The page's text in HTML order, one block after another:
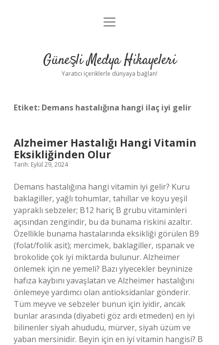
Anasayfa
Yasal Uyarı
menüyü
Güneşli Medya Hikayeleri
Yaratıcı içeriklerle dünyaya bağlan!
Etiket: Demans hastalığına hangi ilaç iyi gelir
Alzheimer Hastalığı Hangi Vitamin
Eksikliğinden Olur
Tarih: Eylül 29, 2024
Demans hastalığına hangi vitamin iyi gelir? Kuru
baklagiller, yağlı tohumlar, tahıllar ve koyu yeşil
yapraklı sebzeler; B12 hariç B grubu vitaminleri
açısından zengindir, bu da bunama riskini azaltır.
Özellikle bunama hastalarında eksikliği görülen B9
(folat/folik asit); mercimek, baklagiller, ıspanak ve
brokolide çok iyi miktarda bulunur. Alzheimer
önlemek için ne yemeli? Bazı yiyecekler beyninize
hafıza kaybını yavaşlatan ve Alzheimer hastalığını
önlemeye yardımcı olan antioksidanlar gönderir.
Tüm meyve ve sebzeler bunun için iyidir, ancak
bunlar arasında (diyabeti göz ardı etmeden) en iyi
bilinenler siyah ahududu, mürver, siyah üzüm ve
yaban mersinidir. Beyin için en iyi vitamin hangisi? B